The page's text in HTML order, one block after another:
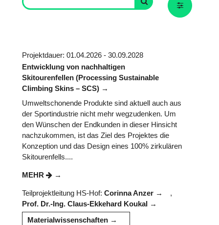
Projektdauer: 01.04.2026 - 30.09.2028
Entwicklung von nachhaltigen
Skitourenfellen (Processing Sustainable
Climbing Skins – SCS)
Umweltschonende Produkte sind aktuell auch aus
der Sportindustrie nicht mehr wegzudenken. Um
den Wünschen der Endkunden in dieser Hinsicht
nachzukommen, ist das Ziel des Projektes die
Konzeption und das Design eines 100% zirkulären
Skitourenfells....
MEHR
Teilprojektleitung HS-Hof: Corinna Anzer
,
Prof. Dr.-Ing. Claus-Ekkehard Koukal
Materialwissenschaften